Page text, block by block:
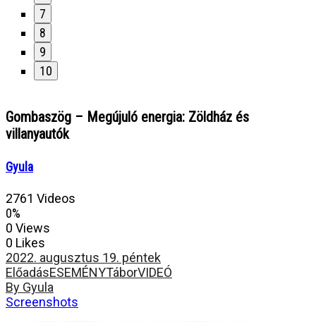
7
8
9
10
Gombaszög – Megújuló energia: Zöldház és
villanyautók
Gyula
2761 Videos
0%
0 Views
0 Likes
2022. augusztus 19. péntek
ElőadásESEMÉNYTáborVIDEÓ
By Gyula
Screenshots